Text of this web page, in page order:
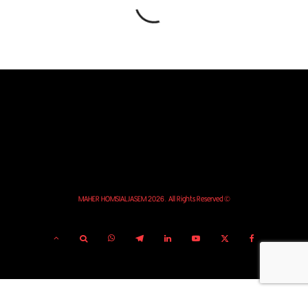
© MAHER HOMSIALJASEM 2026. All Rights Reserved